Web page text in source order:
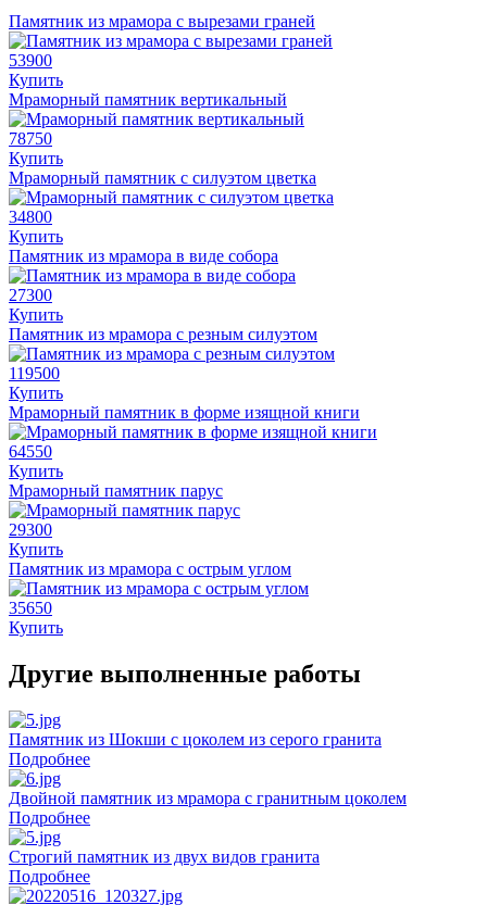
Памятник из мрамора с вырезами граней
53900
Купить
Мраморный памятник вертикальный
78750
Купить
Мраморный памятник с силуэтом цветка
34800
Купить
Памятник из мрамора в виде собора
27300
Купить
Памятник из мрамора с резным силуэтом
119500
Купить
Мраморный памятник в форме изящной книги
64550
Купить
Мраморный памятник парус
29300
Купить
Памятник из мрамора с острым углом
35650
Купить
Другие выполненные работы
Памятник из Шокши с цоколем из серого гранита
Подробнее
Двойной памятник из мрамора с гранитным цоколем
Подробнее
Строгий памятник из двух видов гранита
Подробнее